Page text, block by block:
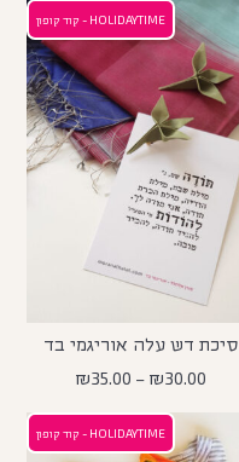
HOLIDAYTIME - קוד קופון
סיכת דש עלה אוריגמי בד
₪30.00
–
₪35.00
HOLIDAYTIME - קוד קופון